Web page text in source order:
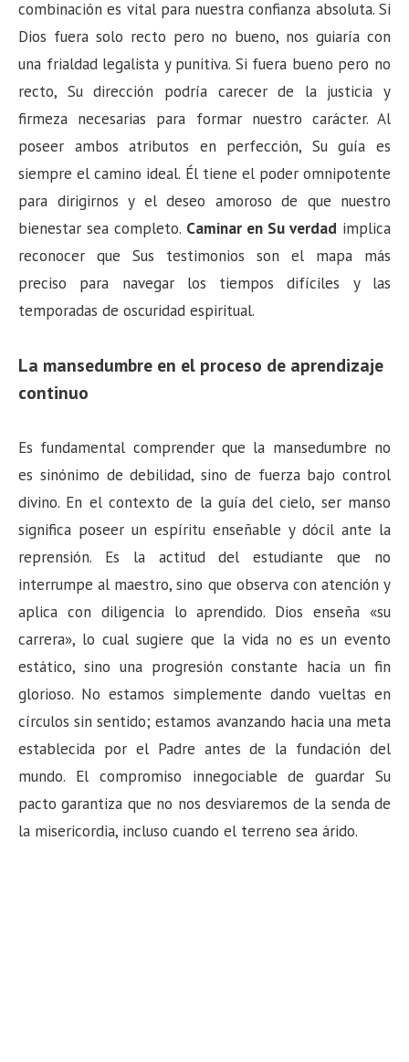
combinación es vital para nuestra confianza absoluta. Si
Dios fuera solo recto pero no bueno, nos guiaría con
una frialdad legalista y punitiva. Si fuera bueno pero no
recto, Su dirección podría carecer de la justicia y
firmeza necesarias para formar nuestro carácter. Al
poseer ambos atributos en perfección, Su guía es
siempre el camino ideal. Él tiene el poder omnipotente
para dirigirnos y el deseo amoroso de que nuestro
bienestar sea completo. Caminar en Su verdad implica
reconocer que Sus testimonios son el mapa más
preciso para navegar los tiempos difíciles y las
temporadas de oscuridad espiritual.
La mansedumbre en el proceso de aprendizaje
continuo
Es fundamental comprender que la mansedumbre no
es sinónimo de debilidad, sino de fuerza bajo control
divino. En el contexto de la guía del cielo, ser manso
significa poseer un espíritu enseñable y dócil ante la
reprensión. Es la actitud del estudiante que no
interrumpe al maestro, sino que observa con atención y
aplica con diligencia lo aprendido. Dios enseña «su
carrera», lo cual sugiere que la vida no es un evento
estático, sino una progresión constante hacia un fin
glorioso. No estamos simplemente dando vueltas en
círculos sin sentido; estamos avanzando hacia una meta
establecida por el Padre antes de la fundación del
mundo. El compromiso innegociable de guardar Su
pacto garantiza que no nos desviaremos de la senda de
la misericordia, incluso cuando el terreno sea árido.